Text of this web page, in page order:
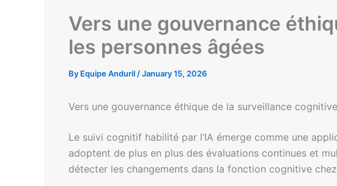
Vers une gouvernance
les personnes âgées
By Equipe Anduril /January 15, 2026
Vers une gouvernance éthique de la surveillance
Le suivi cognitif habilité par l’IA émerge comme une
adoptent de plus en plus des évaluations continues et
détecter les changements dans la fonction cognitive